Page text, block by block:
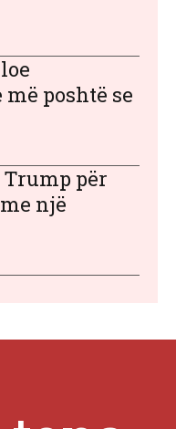
poshtë se
për
një